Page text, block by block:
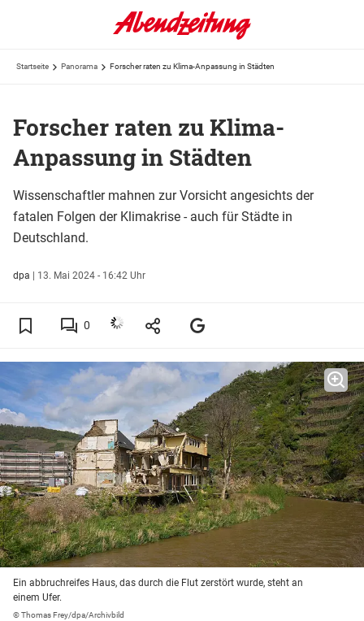
Startseite Panorama Forscher raten zu Klima-Anpassung in Städten
Forscher raten zu Klima-
Anpassung in Städten
Wissenschaftler mahnen zur Vorsicht angesichts der
fatalen Folgen der Klimakrise - auch für Städte in
Deutschland.
dpa | 13. Mai 2024 - 16:42 Uhr
0
Ein abbruchreifes Haus, das durch die Flut zerstört wurde, steht an
einem Ufer.
© Thomas Frey/dpa/Archivbild